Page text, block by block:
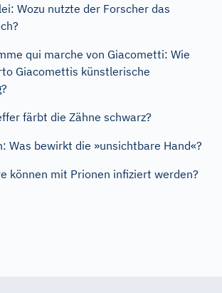
Wozu nutzte der Forscher das
qui marche von Giacometti: Wie
Giacomettis künstlerische
färbt die Zähne schwarz?
Was bewirkt die »unsichtbare Hand«?
können mit Prionen infiziert werden?